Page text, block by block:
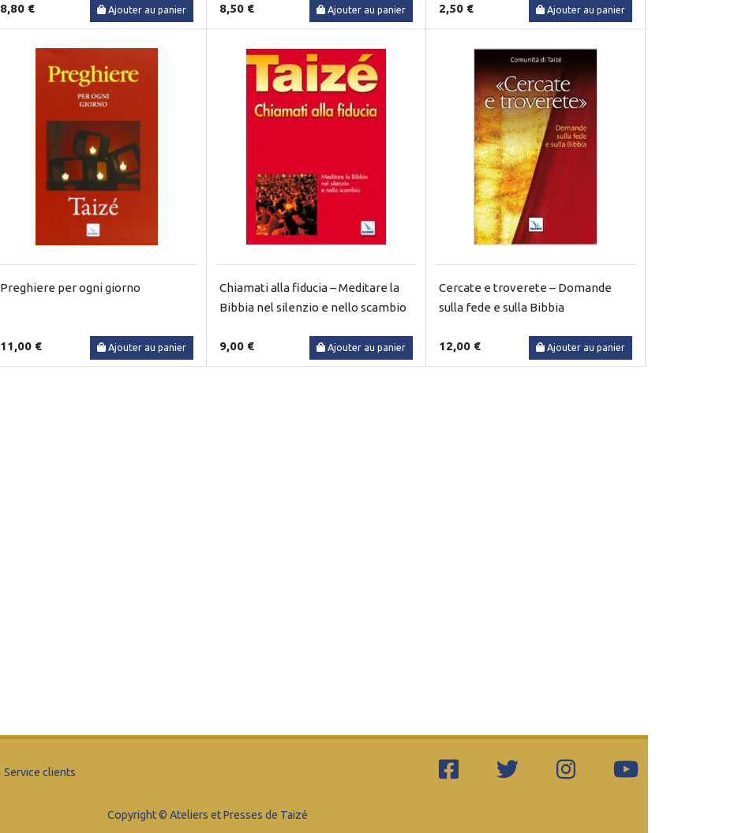
8,80 € Ajouter au panier 8,50 € Ajouter au panier 2,50 € Ajouter au panier
Preghiere per ogni giorno
11,00 € Ajouter au panier
Chiamati alla fiducia – Meditare la
Bibbia nel silenzio e nello scambio
9,00 € Ajouter au panier
Cercate e troverete – Domande
sulla fede e sulla Bibbia
12,00 € Ajouter au panier
Service clients
Copyright © Ateliers et Presses de Taizé